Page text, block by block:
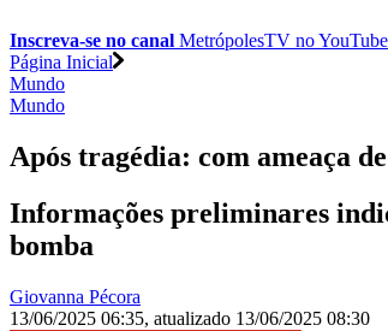
Inscreva-se no canal MetrópolesTV noYouTube
Página Inicial
Mundo
Mundo
Após tragédia: com ameaça
Informações preliminares
bomba
Giovanna Pécora
13/06/2025 06:35, atualizado 13/06/2025 08:30